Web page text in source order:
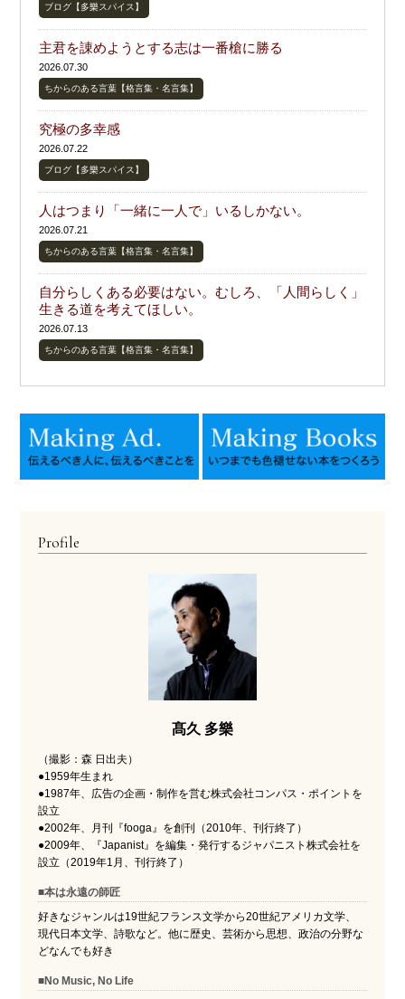
ブログ【多樂スパイス】
主君を諌めようとする志は一番槍に勝る
2026.07.30
ちからのある言葉【格言集・名言集】
究極の多幸感
2026.07.22
ブログ【多樂スパイス】
人はつまり「一緒に一人で」いるしかない。
2026.07.21
ちからのある言葉【格言集・名言集】
自分らしくある必要はない。むしろ、「人間らしく」
生きる道を考えてほしい。
2026.07.13
ちからのある言葉【格言集・名言集】
Profile
髙久 多樂
（撮影：森 日出夫）
●1959年生まれ
●1987年、広告の企画・制作を営む株式会社コンパス・ポイントを
設立
●2002年、月刊『fooga』を創刊（2010年、刊行終了）
●2009年、『Japanist』を編集・発行するジャパニスト株式会社を
設立（2019年1月、刊行終了）
■本は永遠の師匠
好きなジャンルは19世紀フランス文学から20世紀アメリカ文学、
現代日本文学、詩歌など。他に歴史、芸術から思想、政治の分野な
どなんでも好き
■No Music, No Life